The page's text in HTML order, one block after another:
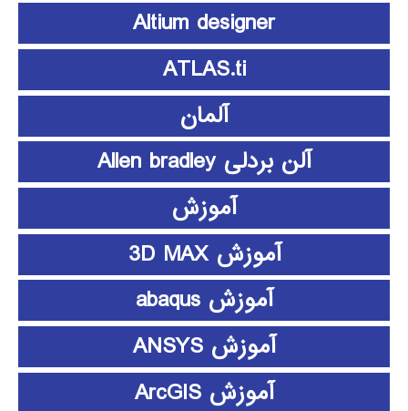
Altium designer
ATLAS.ti
آلمان
آلن بردلی Allen bradley
آموزش
آموزش 3D MAX
آموزش abaqus
آموزش ANSYS
آموزش ArcGIS